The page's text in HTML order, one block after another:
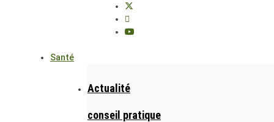
Santé
Actualité
conseil pratique